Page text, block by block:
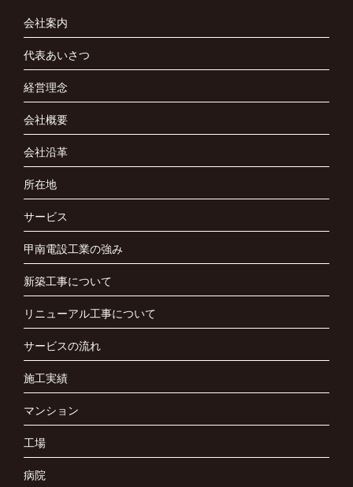
会社案内
代表あいさつ
経営理念
会社概要
会社沿革
所在地
サービス
甲南電設工業の強み
新築工事について
リニューアル工事について
サービスの流れ
施工実績
マンション
工場
病院